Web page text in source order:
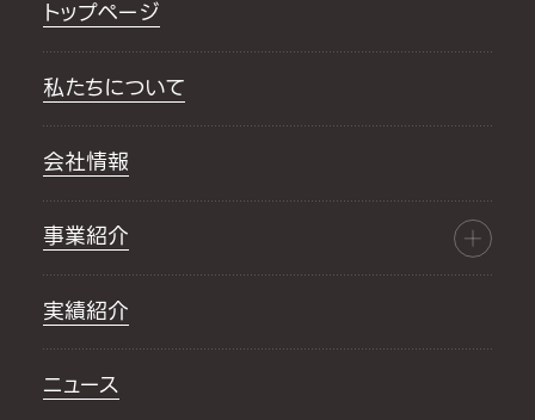
トップページ
私たちについて
会社情報
事業紹介
実績紹介
ニュース